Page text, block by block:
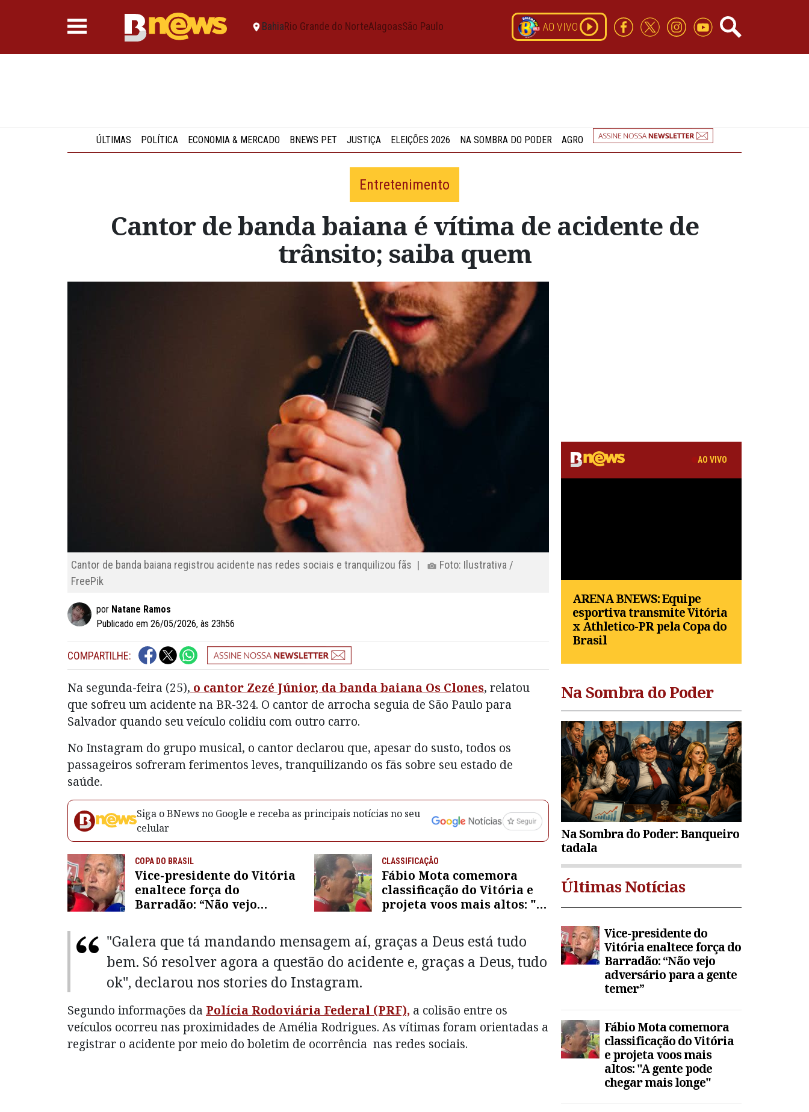
BahiaRio Grande do NorteAlagoasSão Paulo AO VIVO
ÚLTIMAS POLÍTICA ECONOMIA & MERCADO BNEWS PET JUSTIÇA ELEIÇÕES 2026 NA SOMBRA DO PODER AGRO
Entretenimento
Cantor de banda baiana é vítima de acidente de
trânsito; saiba quem
Cantor de banda baiana registrou acidente nas redes sociais e tranquilizou fãs |
Foto: Ilustrativa /
FreePik
por Natane Ramos
Publicado em 26/05/2026, às 23h56
COMPARTILHE:
Na segunda-feira (25), o cantor Zezé Júnior, da banda baiana Os Clones, relatou
que sofreu um acidente na BR-324. O cantor de arrocha seguia de São Paulo para
Salvador quando seu veículo colidiu com outro carro.
No Instagram do grupo musical, o cantor declarou que, apesar do susto, todos os
passageiros sofreram ferimentos leves, tranquilizando os fãs sobre seu estado de
saúde.
Siga o BNews no Google e receba as principais notícias no seu
celular
COPA DO BRASIL
Vice-presidente do Vitória
enaltece força do
Barradão: “Não vejo
CLASSIFICAÇÃO
Fábio Mota comemora
classificação do Vitória e
projeta voos mais altos: "A
"Galera que tá mandando mensagem aí, graças a Deus está tudo
bem. Só resolver agora a questão do acidente e, graças a Deus, tudo
ok", declarou nos stories do Instagram.
Segundo informações da Polícia Rodoviária Federal (PRF), a colisão entre os
veículos ocorreu nas proximidades de Amélia Rodrigues. As vítimas foram orientadas a
registrar o acidente por meio do boletim de ocorrência nas redes sociais.
AO VIVO
ARENA BNEWS: Equipe
esportiva transmite Vitória
x Athletico-PR pela Copa do
Brasil
Na Sombra do Poder
Na Sombra do Poder: Banqueiro
tadala
Últimas Notícias
Vice-presidente do
Vitória enaltece força do
Barradão: “Não vejo
adversário para a gente
temer”
Fábio Mota comemora
classificação do Vitória
e projeta voos mais
altos: "A gente pode
chegar mais longe"